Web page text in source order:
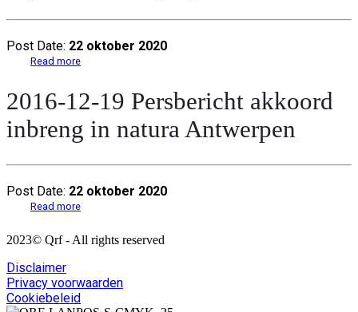
Post Date: 22 oktober 2020
Read more
2016-12-19 Persbericht akkoord
inbreng in natura Antwerpen
Post Date: 22 oktober 2020
Read more
2023© Qrf - All rights reserved
Disclaimer
Privacy voorwaarden
Cookiebeleid